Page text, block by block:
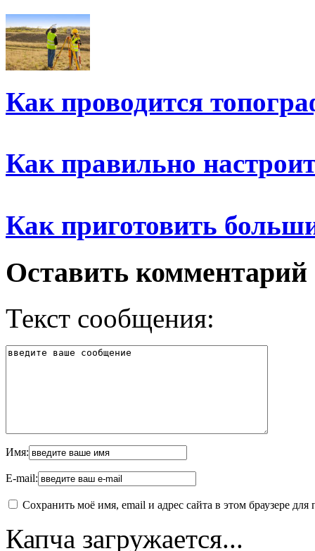
Как проводится
Как правильно
Как приготовить
Оставить комментарий
Текст сообщения:
Имя:
E-mail:
Сохранить моё имя, email и адрес сайта в этом браузере
Капча загружается...